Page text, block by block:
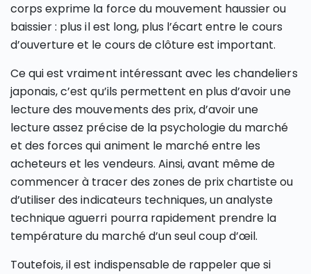
corps exprime la force du mouvement haussier ou
baissier : plus il est long, plus l’écart entre le cours
d’ouverture et le cours de clôture est important.
Ce qui est vraiment intéressant avec les chandeliers
japonais, c’est qu’ils permettent en plus d’avoir une
lecture des mouvements des prix, d’avoir une
lecture assez précise de la psychologie du marché
et des forces qui animent le marché entre les
acheteurs et les vendeurs. Ainsi, avant même de
commencer à tracer des zones de prix chartiste ou
d’utiliser des indicateurs techniques, un analyste
technique aguerri pourra rapidement prendre la
température du marché d’un seul coup d’œil.
Toutefois, il est indispensable de rappeler que si